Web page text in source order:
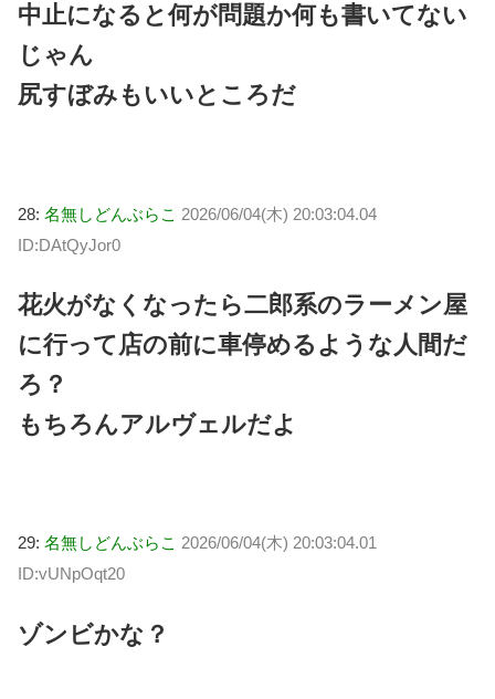
中止になると何が問題か何も書いてない
じゃん
尻すぼみもいいところだ
28: 名無しどんぶらこ 2026/06/04(木) 20:03:04.04
ID:DAtQyJor0
花火がなくなったら二郎系のラーメン屋
に行って店の前に車停めるような人間だ
ろ？
もちろんアルヴェルだよ
29: 名無しどんぶらこ 2026/06/04(木) 20:03:04.01
ID:vUNpOqt20
ゾンビかな？